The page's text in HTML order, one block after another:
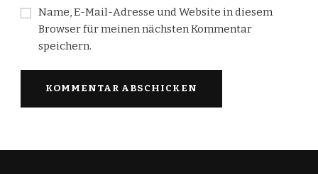
Name, E-Mail-Adresse und Website in diesem
Browser für meinen nächsten Kommentar
speichern.